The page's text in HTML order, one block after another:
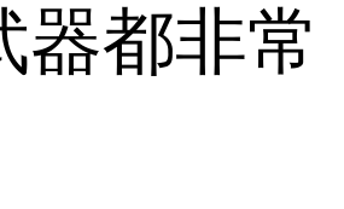
器都非常